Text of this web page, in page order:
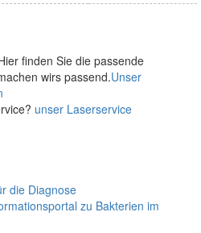
finden Sie die passende
wirs passend.Unser
unser Laserservice
die Diagnose
zu Bakterien im